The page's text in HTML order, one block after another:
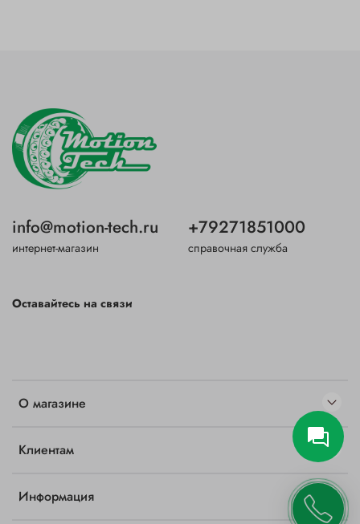
О магазине
Клиентам
Информация
info@motion-tech.ru
интернет-магазин
+79271851000
справочная служба
Оставайтесь на связи